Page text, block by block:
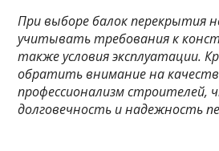
При выборе балок перекрытия
учитывать требования к
также условия эксплуатации.
обратить внимание на
профессионализм строителей,
долговечность и надежность